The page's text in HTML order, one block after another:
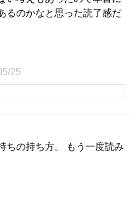
るのかなと思った読了感だ
25
ちの持ち方。 もう一度読み